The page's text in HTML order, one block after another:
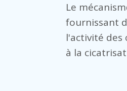
Le
fournissant
l'activité des
à la